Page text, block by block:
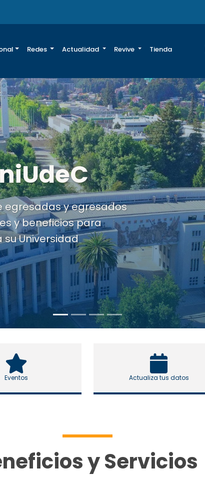
Redes Actualidad Revive Tienda
datos
información
una comunidad más
Eventos Actualiza tus datos
y Servicios